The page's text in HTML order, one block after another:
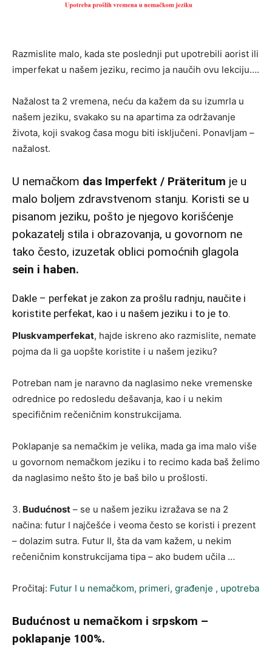
Razmislite malo, kada ste poslednji put upotrebili aorist ili
imperfekat u našem jeziku, recimo ja naučih ovu lekciju….
Nažalost ta 2 vremena, neću da kažem da su izumrla u
našem jeziku, svakako su na apartima za održavanje
života, koji svakog časa mogu biti isključeni. Ponavljam –
nažalost.
U nemačkom das Imperfekt / Präteritum je u
malo boljem zdravstvenom stanju. Koristi se u
pisanom jeziku, pošto je njegovo korišćenje
pokazatelj stila i obrazovanja, u govornom ne
tako često, izuzetak oblici pomoćnih glagola
sein i haben.
Dakle – perfekat je zakon za prošlu radnju, naučite i
koristite perfekat, kao i u našem jeziku i to je to.
Pluskvamperfekat, hajde iskreno ako razmislite, nemate
pojma da li ga uopšte koristite i u našem jeziku?
Potreban nam je naravno da naglasimo neke vremenske
odrednice po redosledu dešavanja, kao i u nekim
specifičnim rečeničnim konstrukcijama.
Poklapanje sa nemačkim je velika, mada ga ima malo više
u govornom nemačkom jeziku i to recimo kada baš želimo
da naglasimo nešto što je baš bilo u prošlosti.
3. Budućnost – se u našem jeziku izražava se na 2
načina: futur I najčešće i veoma često se koristi i prezent
– dolazim sutra. Futur II, šta da vam kažem, u nekim
rečeničnim konstrukcijama tipa – ako budem učila …
Pročitaj: Futur I u nemačkom, primeri, građenje , upotreba
Budućnost u nemačkom i srpskom –
poklapanje 100%.